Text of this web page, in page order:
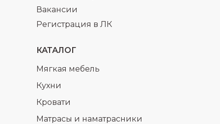
Регистрация в ЛК
Вакансии
КАТАЛОГ
Кухни
Мягкая мебель
Кровати
Матрасы и наматрасники